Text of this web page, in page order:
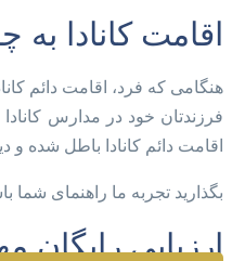
اقامت کانادا
هنگامی که فرد، اقامت دائم
فرزندتان خود در مدارس
اقامت دائم کانادا باطل شده و
بگذارید تجربه ما راهنمای شما
ارزیابی رایگان